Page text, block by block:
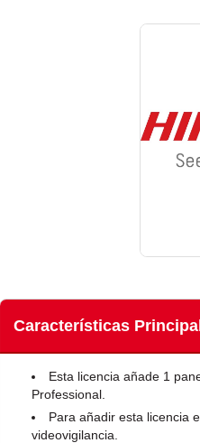
Características
Esta licencia añade 1
Professional.
Para añadir esta licencia
videovigilancia.